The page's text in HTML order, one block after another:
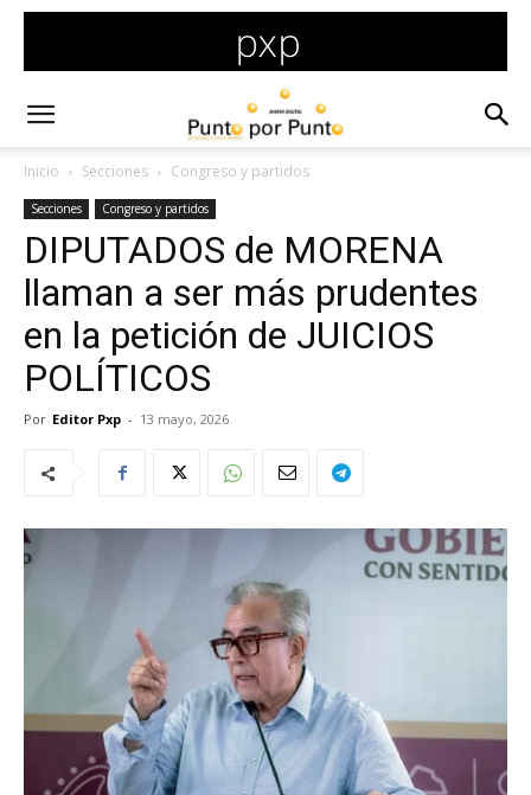
Inicio Secciones Congreso y partidos
Secciones Congreso y partidos
DIPUTADOS de MORENA
llaman a ser más prudentes
en la petición de JUICIOS
POLÍTICOS
Por Editor Pxp - 13 mayo, 2026